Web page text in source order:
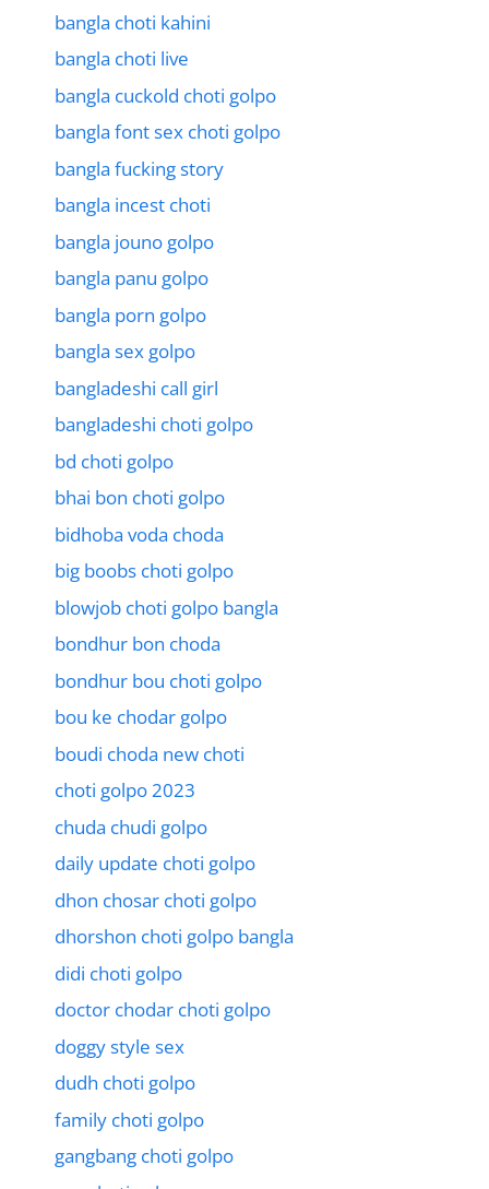
bangla choti kahini
bangla choti live
bangla cuckold choti golpo
bangla font sex choti golpo
bangla fucking story
bangla incest choti
bangla jouno golpo
bangla panu golpo
bangla porn golpo
bangla sex golpo
bangladeshi call girl
bangladeshi choti golpo
bd choti golpo
bhai bon choti golpo
bidhoba voda choda
big boobs choti golpo
blowjob choti golpo bangla
bondhur bon choda
bondhur bou choti golpo
bou ke chodar golpo
boudi choda new choti
choti golpo 2023
chuda chudi golpo
daily update choti golpo
dhon chosar choti golpo
dhorshon choti golpo bangla
didi choti golpo
doctor chodar choti golpo
doggy style sex
dudh choti golpo
family choti golpo
gangbang choti golpo